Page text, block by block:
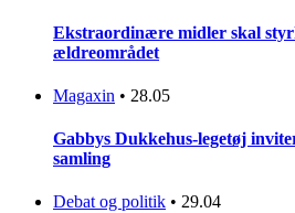
Ekstraordinære midler skal
ældreområdet
Magaxin • 28.05
Gabbys Dukkehus-legetøj
samling
Debat og politik • 29.04